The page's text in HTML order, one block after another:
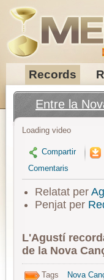
Records
Entre la
Loading video
Compartir
Comentaris
Relatat per
Penjat per
L'Agustí
de la Nova
Tags Nova